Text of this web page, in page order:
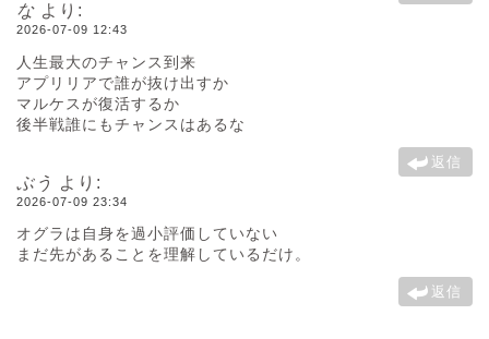
な より:
2026-07-09 12:43
人生最大のチャンス到来
アプリリアで誰が抜け出すか
マルケスが復活するか
後半戦誰にもチャンスはあるな
返信
ぶう より:
2026-07-09 23:34
オグラは自身を過小評価していない
まだ先があることを理解しているだけ。
返信